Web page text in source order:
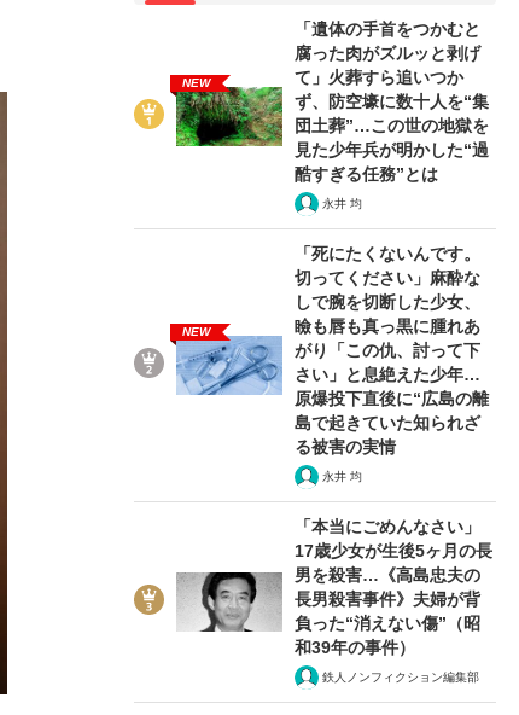
NEW
「遺体の手首をつかむと
腐った肉がズルッと剥げ
て」火葬すら追いつか
ず、防空壕に数十人を“集
団土葬”…この世の地獄を
見た少年兵が明かした“過
酷すぎる任務”とは
永井 均
NEW
「死にたくないんです。
切ってください」麻酔な
しで腕を切断した少女、
瞼も唇も真っ黒に腫れあ
がり「この仇、討って下
さい」と息絶えた少年…
原爆投下直後に“広島の離
島で起きていた知られざ
る被害の実情
永井 均
「本当にごめんなさい」
17歳少女が生後5ヶ月の長
男を殺害…《高島忠夫の
長男殺害事件》夫婦が背
負った“消えない傷”（昭
和39年の事件）
鉄人ノンフィクション編集部